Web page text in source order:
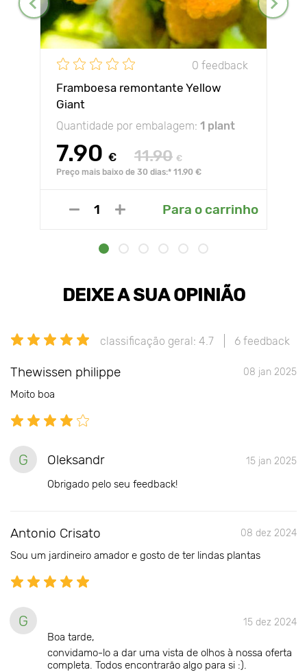
0 feedback
Framboesa remontante Yellow
Giant
Quantidade por embalagem: 1 plant
7.90 € 11.90 €
Preço mais baixo de 30 dias:* 11.90 €
Para o carrinho
DEIXE A SUA OPINIÃO
classificação geral: 4.7 6 feedback
Thewissen philippe 08 jan 2025
Moito boa
G Oleksandr 15 jan 2025
Obrigado pelo seu feedback!
Antonio Crisato 08 dez 2024
Sou um jardineiro amador e gosto de ter lindas plantas
G 15 dez 2024
Boa tarde,
convidamo-lo a dar uma vista de olhos à nossa oferta
completa. Todos encontrarão algo para si :).